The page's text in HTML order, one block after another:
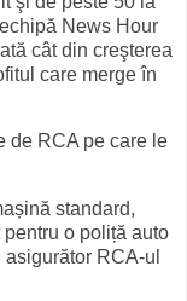
News Hour
cât din creşterea
care merge în
de RCA pe care le
standard,
o poliță auto
RCA-ul